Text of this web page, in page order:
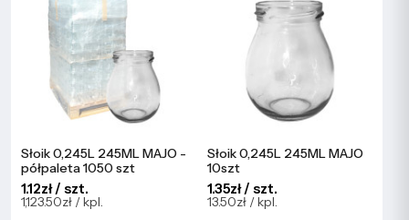
Słoik 0,245L 245ML MAJO -
półpaleta 1050 szt
1.12zł / szt.
1,123.50zł / kpl.
Słoik 0,245L 245ML MAJO
10szt
1.35zł / szt.
13.50zł / kpl.